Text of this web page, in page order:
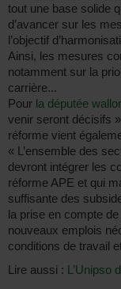
tout une base solide
d’avancer sur les
l’objectif
Ainsi, les mesures
notamment sur la
carrière...
Pour la députée
venir seront décisifs
réforme vient
« L’ensemble des
devront intégrer les
réforme APE et qui
suffisante des
la prise en compte
nouveaux emplois
conditions de travail
Lire aussi : L’Unipso